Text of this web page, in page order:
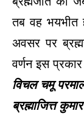
तब वह भयभीत
अवसर पर
वर्णन इस
विचल चमू
ब्रह्माजित्त